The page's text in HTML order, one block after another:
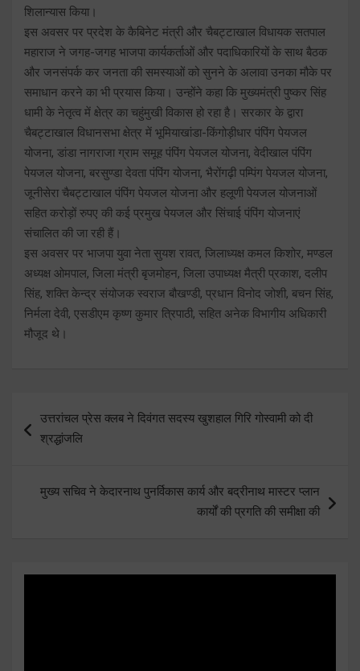
शिलान्यास किया।
इस अवसर पर प्रदेश के कैबिनेट मंत्री और चैबट्टाखाल विधायक सतपाल
महाराज ने जगह-जगह भाजपा कार्यकर्ताओं और पदाधिकारियों के साथ बैठक
और जनसंपर्क कर जनता की समस्याओं को सुनने के अलावा उनका मौके पर
समाधान करने का भी प्रयास किया। उन्होंने कहा कि मुख्यमंत्री पुष्कर सिंह
धामी के नेतृत्व में क्षेत्र का चहुंमुखी विकास हो रहा है। सरकार के द्वारा
चैबट्टाखाल विधानसभा क्षेत्र में भूमियाखांडा-किंगोड़ीधार पंपिंग पेयजल
योजना, डांडा नागराजा ग्राम समूह पंपिंग पेयजल योजना, वेदीखाल पंपिंग
पेयजल योजना, बरसुण्डा देवता पंपिंग योजना, भैरोंगढ़ी पम्पिंग पेयजल योजना,
जूनीसेरा चैबट्टाखाल पंपिंग पेयजल योजना और हलूणी पेयजल योजनाओं
सहित करोड़ों रुपए की कई प्रमुख पेयजल और सिंचाई पंपिंग योजनाएं
संचालित की जा रही हैं।
इस अवसर पर भाजपा युवा नेता सुयश रावत, जिलाध्यक्ष कमल किशोर, मण्डल
अध्यक्ष ओमपाल, जिला मंत्री बृजमोहन, जिला उपाध्यक्ष मैत्री प्रकाश, दलीप
सिंह, शक्ति केन्द्र संयोजक स्वराज बौखण्डी, प्रधान विनोद जोशी, बचन सिंह,
निर्मला देवी, एसडीएम कृष्ण कुमार त्रिपाठी, सहित अनेक विभागीय अधिकारी
मौजूद थे।
navigation
उत्तरांचल प्रेस क्लब ने दिवंगत सदस्य खुशहाल गिरि गोस्वामी को दी
श्रद्धांजलि
मुख्य सचिव ने केदारनाथ पुनर्विकास कार्य और बद्रीनाथ मास्टर प्लान
कार्यों की प्रगति की समीक्षा की